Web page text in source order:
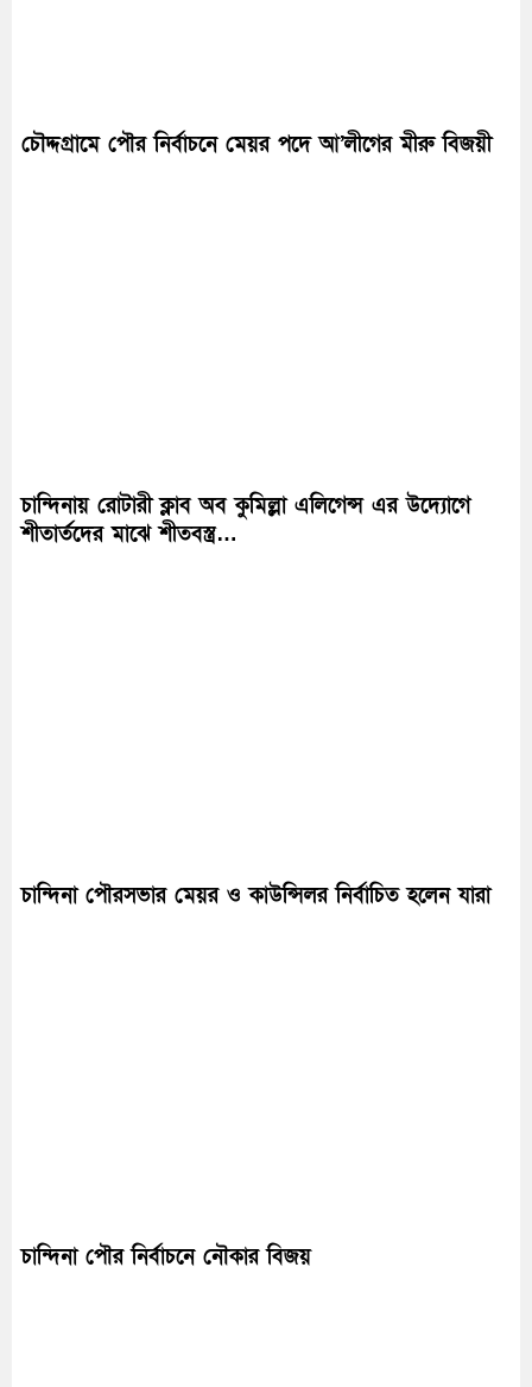
চৌদ্দগ্রামে পৌর নির্বাচনে মেয়র পদে আ’লীগের মীরু বিজয়ী
চান্দিনায় রোটারী ক্লাব অব কুমিল্লা এলিগেন্স এর উদ্যোগে
শীতার্তদের মাঝে শীতবস্ত্র…
চান্দিনা পৌরসভার মেয়র ও কাউন্সিলর নির্বাচিত হলেন যারা
চান্দিনা পৌর নির্বাচনে নৌকার বিজয়